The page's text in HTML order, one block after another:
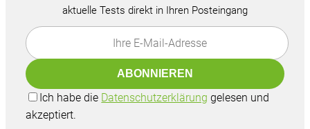
aktuelle Tests direkt in Ihren Posteingang
Ich habe die Datenschutzerklärung gelesen und
akzeptiert.